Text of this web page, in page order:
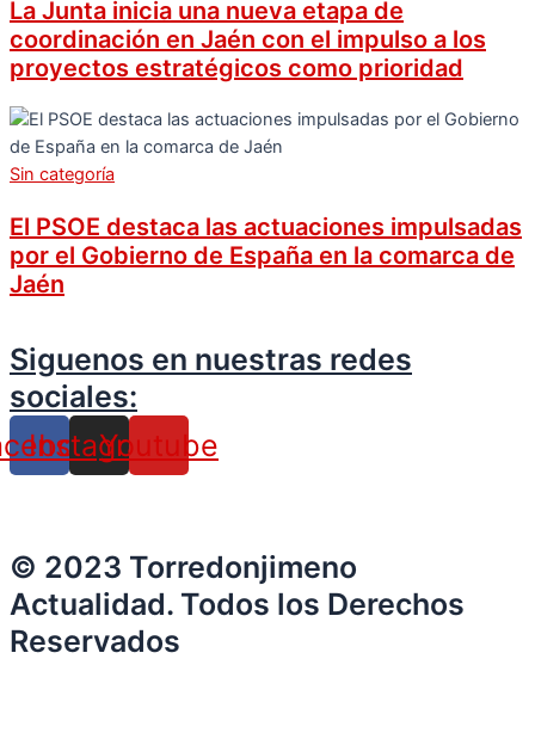
La Junta inicia una nueva etapa de
coordinación en Jaén con el impulso a los
proyectos estratégicos como prioridad
Sin categoría
El PSOE destaca las actuaciones impulsadas
por el Gobierno de España en la comarca de
Jaén
Siguenos en nuestras redes
sociales:
Instagram
Youtube
© 2023 Torredonjimeno
Actualidad. Todos los Derechos
Reservados